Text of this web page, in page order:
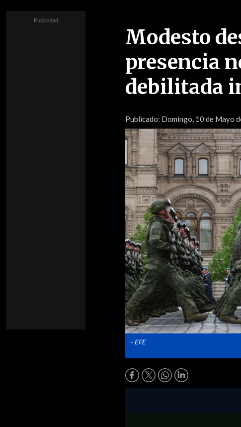
Modesto
presencia
debilitada
Publicado: Domingo, 10 de Mayo
- EFE